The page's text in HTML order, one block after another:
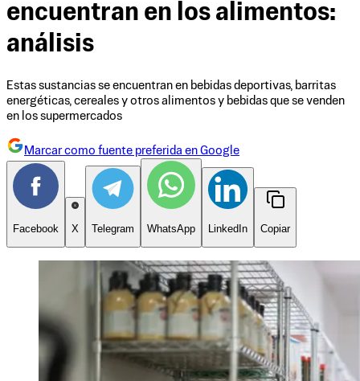
encuentran en los alimentos:
análisis
Estas sustancias se encuentran en bebidas deportivas, barritas
energéticas, cereales y otros alimentos y bebidas que se venden
en los supermercados
Marcar como fuente preferida en Google
Facebook X Telegram WhatsApp LinkedIn Copiar